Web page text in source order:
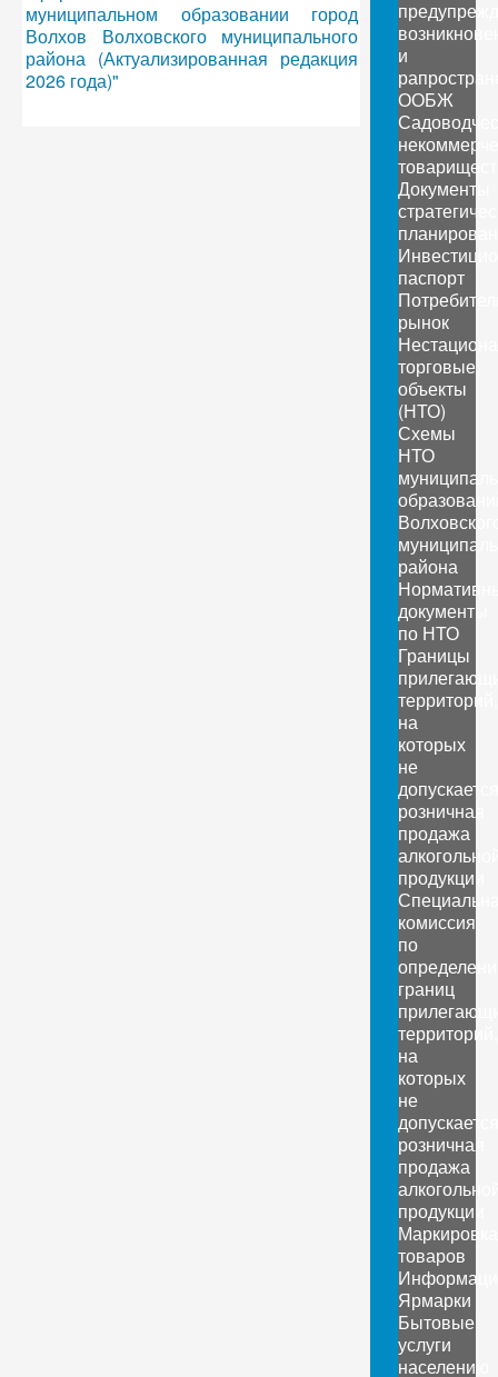
муниципальном образовании город
Волхов Волховского муниципального
района (Актуализированная редакция
2026 года)"
и
ООБЖ
Документы
паспорт
рынок
торговые
объекты
(НТО)
Схемы
НТО
района
документы
по НТО
Границы
территорий,
на
которых
не
допускается
розничная
продажа
продукции
комиссия
по
границ
территорий,
на
которых
не
допускается
розничная
продажа
продукции
Маркировка
товаров
Ярмарки
Бытовые
услуги
населению